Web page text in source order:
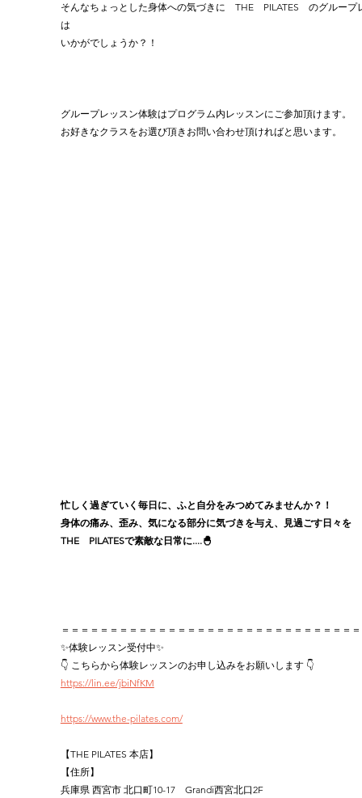
そんなちょっとした身体への気づきに　THE　PILATES　のグループ
は
いかがでしょうか？！
グループレッスン体験はプログラム内レッスンにご参加頂けます。
お好きなクラスをお選び頂きお問い合わせ頂ければと思います。
忙しく過ぎていく毎日に、ふと自分をみつめてみませんか？！
身体の痛み、歪み、気になる部分に気づきを与え、見過ごす日々を
THE　PILATESで素敵な日常に....🐣
＝＝＝＝＝＝＝＝＝＝＝＝＝＝＝＝＝＝＝＝＝＝＝＝＝＝＝＝＝＝
✨体験レッスン受付中✨
👇 こちらから体験レッスンのお申し込みをお願いします 👇
https://lin.ee/jbiNfKM
https://www.the-pilates.com/
【THE PILATES 本店】
【住所】
兵庫県 西宮市 北口町10-17　Grandi西宮北口2F